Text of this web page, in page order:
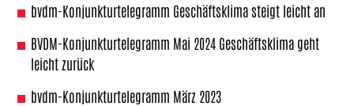
bvdm-Konjunkturtelegramm Geschäftsklima steigt leicht an
BVDM-Konjunkturtelegramm Mai 2024 Geschäftsklima geht
leicht zurück
bvdm-Konjunkturtelegramm März 2023